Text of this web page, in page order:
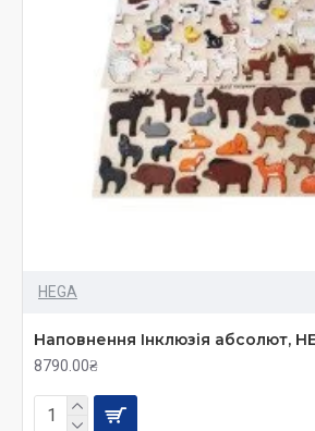
років підготовлені в такій
змогла самостійно вивчати та
увага приділяється математиці. Діти,
поняття, переходять до складніших
вимір, поділ стовпчиком та рівняння
геометрією: від малого (2-х, 3-х
складнішого (багатокутники, кола,
Дошки для множення та поділу.
матеріали для школярів 6-12 слід не
HEGA
Наповнення Інклюзія абсолют,
8790.00₴